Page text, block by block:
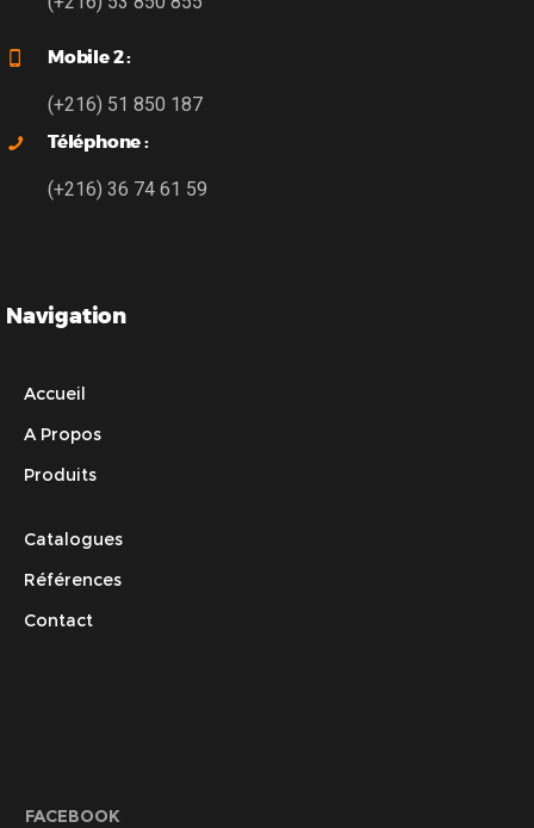
Mobile 2 :
(+216) 51 850 187
Téléphone :
(+216) 36 74 61 59
Navigation
Accueil
A Propos
Produits
Catalogues
Références
Contact
FACEBOOK